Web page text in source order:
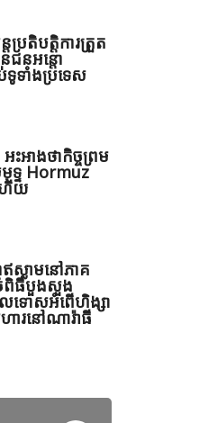
និងចាប់ខ្លួនជនអន្តោប្រវេសន៍ខុ
រតិបត្តិការត្រួត
ជនអន្តោ
ទូទាំងប្រទេស
ះអាងថាកិច្ចព្រម
ទ្ទ Hormuz
ើយ
ស្លាមនៅភាគ
ចំពិធីបួងសួង
លទោសអំពើហិង្សា
ារនៅណារ៉ាធី